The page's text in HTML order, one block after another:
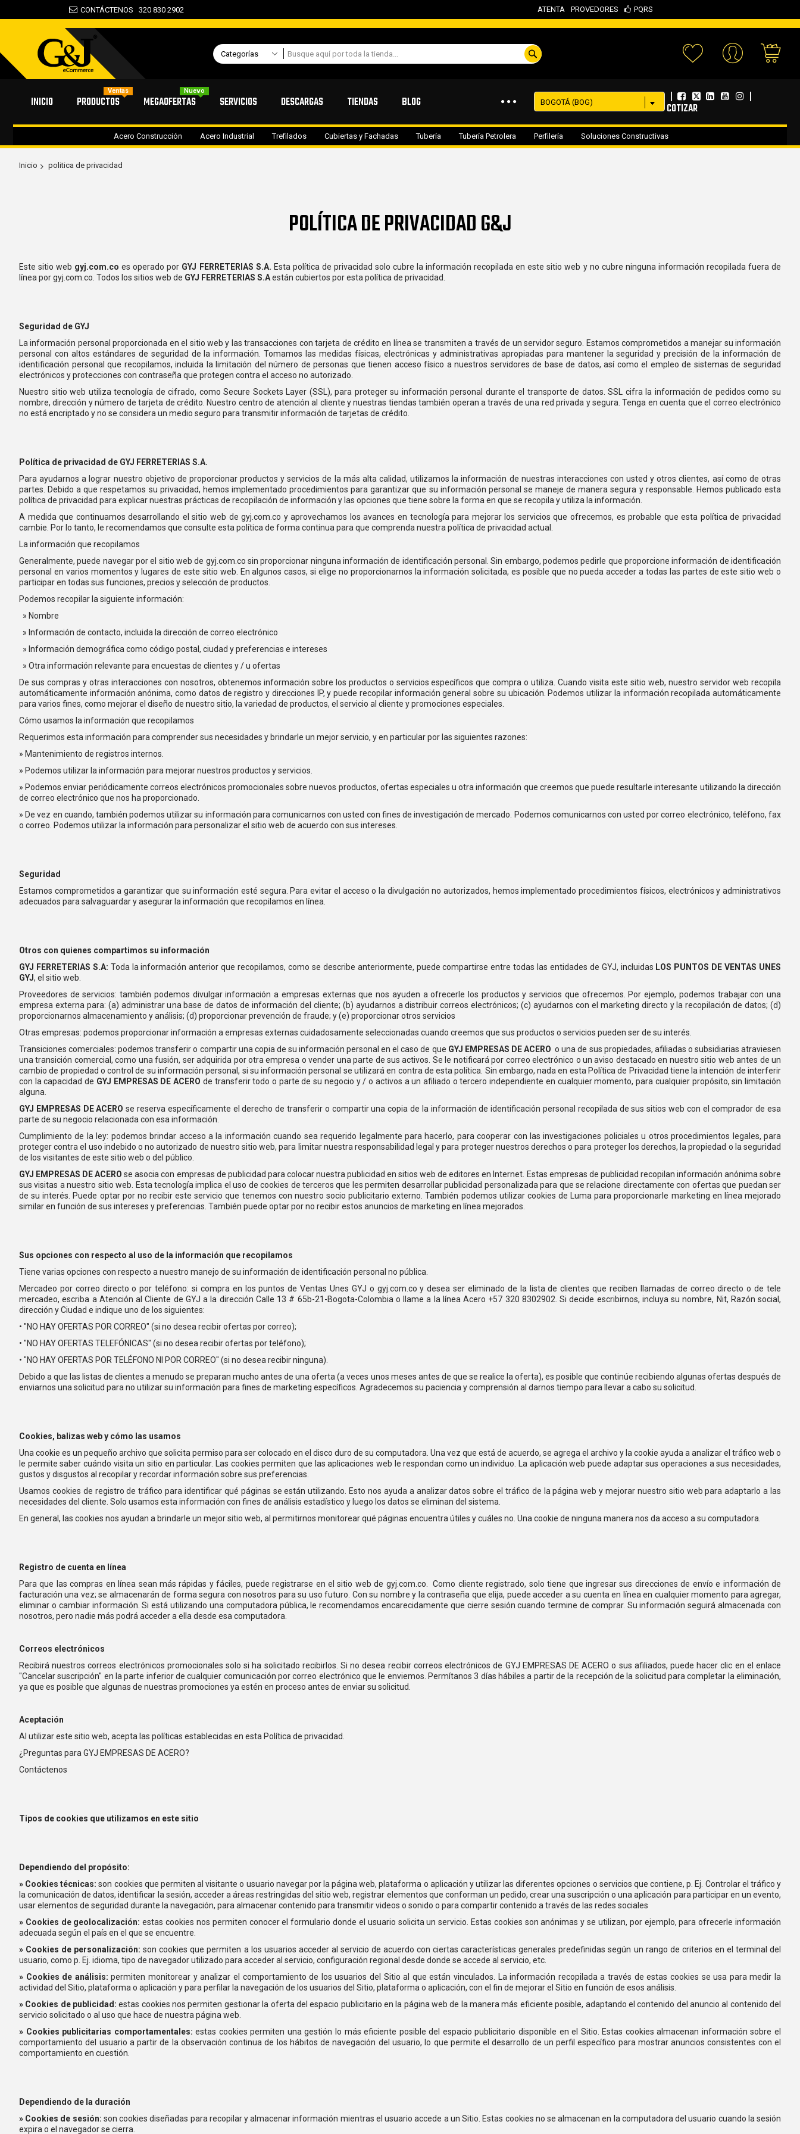
CONTÁCTENOS 320 830 2902 ATENTA PROVEDORES PQRS
Categorías
Your
INICIO PRODUCTOS
Ventas
MEGAOFERTAS
Nuevo
SERVICIOS DESCARGAS TIENDAS BLOG | |
COTIZAR
Acero Construcción Acero Industrial Trefilados Cubiertas y Fachadas Tubería Tubería Petrolera Perfilería Soluciones Constructivas
Inicio politica de privacidad
POLÍTICA DE PRIVACIDAD G&J
Este sitio web gyj.com.co es operado por GYJ FERRETERIAS S.A. Esta política de privacidad solo cubre la información recopilada en este sitio web y no cubre ninguna información recopilada fuera de
línea por gyj.com.co. Todos los sitios web de GYJ FERRETERIAS S.Aestán cubiertos por esta política de privacidad.
Seguridad de GYJ
La información personal proporcionada en el sitio web y las transacciones con tarjeta de crédito en línea se transmiten a través de un servidor seguro. Estamos comprometidos a manejar su información
personal con altos estándares de seguridad de la información. Tomamos las medidas físicas, electrónicas y administrativas apropiadas para mantener la seguridad y precisión de la información de
identificación personal que recopilamos, incluida la limitación del número de personas que tienen acceso físico a nuestros servidores de base de datos, así como el empleo de sistemas de seguridad
electrónicos y protecciones con contraseña que protegen contra el acceso no autorizado.
Nuestro sitio web utiliza tecnología de cifrado, como Secure Sockets Layer (SSL), para proteger su información personal durante el transporte de datos. SSL cifra la información de pedidos como su
nombre, dirección y número de tarjeta de crédito. Nuestro centro de atención al cliente y nuestras tiendas también operan a través de una red privada y segura. Tenga en cuenta que el correo electrónico
no está encriptado y no se considera un medio seguro para transmitir información de tarjetas de crédito.
Política de privacidad de GYJ FERRETERIAS S.A.
Para ayudarnos a lograr nuestro objetivo de proporcionar productos y servicios de la más alta calidad, utilizamos la información de nuestras interacciones con usted y otros clientes, así como de otras
partes. Debido a que respetamos su privacidad, hemos implementado procedimientos para garantizar que su información personal se maneje de manera segura y responsable. Hemos publicado esta
política de privacidad para explicar nuestras prácticas de recopilación de información y las opciones que tiene sobre la forma en que se recopila y utiliza la información.
A medida que continuamos desarrollando el sitio web de gyj.com.co y aprovechamos los avances en tecnología para mejorar los servicios que ofrecemos, es probable que esta política de privacidad
cambie. Por lo tanto, le recomendamos que consulte esta política de forma continua para que comprenda nuestra política de privacidad actual.
La información que recopilamos
Generalmente, puede navegar por el sitio web de gyj.com.co sin proporcionar ninguna información de identificación personal. Sin embargo, podemos pedirle que proporcione información de identificación
personal en varios momentos y lugares de este sitio web. En algunos casos, si elige no proporcionarnos la información solicitada, es posible que no pueda acceder a todas las partes de este sitio web o
participar en todas sus funciones, precios y selección de productos.
Podemos recopilar la siguiente información:
» Nombre
» Información de contacto, incluida la dirección de correo electrónico
» Información demográfica como código postal, ciudad y preferencias e intereses
» Otra información relevante para encuestas de clientes y / u ofertas
De sus compras y otras interacciones con nosotros, obtenemos información sobre los productos o servicios específicos que compra o utiliza. Cuando visita este sitio web, nuestro servidor web recopila
automáticamente información anónima, como datos de registro y direcciones IP, y puede recopilar información general sobre su ubicación. Podemos utilizar la información recopilada automáticamente
para varios fines, como mejorar el diseño de nuestro sitio, la variedad de productos, el servicio al cliente y promociones especiales.
Cómo usamos la información que recopilamos
Requerimos esta información para comprender sus necesidades y brindarle un mejor servicio, y en particular por las siguientes razones:
» Mantenimiento de registros internos.
» Podemos utilizar la información para mejorar nuestros productos y servicios.
» Podemos enviar periódicamente correos electrónicos promocionales sobre nuevos productos, ofertas especiales u otra información que creemos que puede resultarle interesante utilizando la dirección
de correo electrónico que nos ha proporcionado.
» De vez en cuando, también podemos utilizar su información para comunicarnos con usted con fines de investigación de mercado. Podemos comunicarnos con usted por correo electrónico, teléfono, fax
o correo. Podemos utilizar la información para personalizar el sitio web de acuerdo con sus intereses.
Seguridad
Estamos comprometidos a garantizar que su información esté segura. Para evitar el acceso o la divulgación no autorizados, hemos implementado procedimientos físicos, electrónicos y administrativos
adecuados para salvaguardar y asegurar la información que recopilamos en línea.
Otros con quienes compartimos su información
GYJ FERRETERIAS S.A: Toda la información anterior que recopilamos, como se describe anteriormente, puede compartirse entre todas las entidades de GYJ, incluidas LOS PUNTOS DE VENTAS UNES
GYJ, el sitio web.
Proveedores de servicios: también podemos divulgar información a empresas externas que nos ayuden a ofrecerle los productos y servicios que ofrecemos. Por ejemplo, podemos trabajar con una
empresa externa para: (a) administrar una base de datos de información del cliente; (b) ayudarnos a distribuir correos electrónicos; (c) ayudarnos con el marketing directo y la recopilación de datos; (d)
proporcionarnos almacenamiento y análisis; (d) proporcionar prevención de fraude; y (e) proporcionar otros servicios
Otras empresas: podemos proporcionar información a empresas externas cuidadosamente seleccionadas cuando creemos que sus productos o servicios pueden ser de su interés.
Transiciones comerciales: podemos transferir o compartir una copia de su información personal en el caso de que GYJ EMPRESAS DE ACERO o una de sus propiedades, afiliadas o subsidiarias atraviesen
una transición comercial, como una fusión, ser adquirida por otra empresa o vender una parte de sus activos. Se le notificará por correo electrónico o un aviso destacado en nuestro sitio web antes de un
cambio de propiedad o control de su información personal, si su información personal se utilizará en contra de esta política. Sin embargo, nada en esta Política de Privacidad tiene la intención de interferir
con la capacidad de GYJ EMPRESAS DE ACERO de transferir todo o parte de su negocio y / o activos a un afiliado o tercero independiente en cualquier momento, para cualquier propósito, sin limitación
alguna.
GYJ EMPRESAS DE ACERO se reserva específicamente el derecho de transferir o compartir una copia de la información de identificación personal recopilada de sus sitios web con el comprador de esa
parte de su negocio relacionada con esa información.
Cumplimiento de la ley: podemos brindar acceso a la información cuando sea requerido legalmente para hacerlo, para cooperar con las investigaciones policiales u otros procedimientos legales, para
proteger contra el uso indebido o no autorizado de nuestro sitio web, para limitar nuestra responsabilidad legal y para proteger nuestros derechos o para proteger los derechos, la propiedad o la seguridad
de los visitantes de este sitio web o del público.
GYJ EMPRESAS DE ACERO se asocia con empresas de publicidad para colocar nuestra publicidad en sitios web de editores en Internet. Estas empresas de publicidad recopilan información anónima sobre
sus visitas a nuestro sitio web. Esta tecnología implica el uso de cookies de terceros que les permiten desarrollar publicidad personalizada para que se relacione directamente con ofertas que puedan ser
de su interés. Puede optar por no recibir este servicio que tenemos con nuestro socio publicitario externo. También podemos utilizar cookies de Luma para proporcionarle marketing en línea mejorado
similar en función de sus intereses y preferencias. También puede optar por no recibir estos anuncios de marketing en línea mejorados.
Sus opciones con respecto al uso de la información que recopilamos
Tiene varias opciones con respecto a nuestro manejo de su información de identificación personal no pública.
Mercadeo por correo directo o por teléfono: si compra en los puntos de Ventas Unes GYJ o gyj.com.co y desea ser eliminado de la lista de clientes que reciben llamadas de correo directo o de tele
mercadeo, escriba a Atención al Cliente de GYJ a la dirección Calle 13 # 65b-21-Bogota-Colombia o llame a la línea Acero +57 320 8302902. Si decide escribirnos, incluya su nombre, Nit, Razón social,
dirección y Ciudad e indique uno de los siguientes:
• "NO HAY OFERTAS POR CORREO" (si no desea recibir ofertas por correo);
• "NO HAY OFERTAS TELEFÓNICAS" (si no desea recibir ofertas por teléfono);
• "NO HAY OFERTAS POR TELÉFONO NI POR CORREO" (si no desea recibir ninguna).
Debido a que las listas de clientes a menudo se preparan mucho antes de una oferta (a veces unos meses antes de que se realice la oferta), es posible que continúe recibiendo algunas ofertas después de
enviarnos una solicitud para no utilizar su información para fines de marketing específicos. Agradecemos su paciencia y comprensión al darnos tiempo para llevar a cabo su solicitud.
Cookies, balizas web y cómo las usamos
Una cookie es un pequeño archivo que solicita permiso para ser colocado en el disco duro de su computadora. Una vez que está de acuerdo, se agrega el archivo y la cookie ayuda a analizar el tráfico web o
le permite saber cuándo visita un sitio en particular. Las cookies permiten que las aplicaciones web le respondan como un individuo. La aplicación web puede adaptar sus operaciones a sus necesidades,
gustos y disgustos al recopilar y recordar información sobre sus preferencias.
Usamos cookies de registro de tráfico para identificar qué páginas se están utilizando. Esto nos ayuda a analizar datos sobre el tráfico de la página web y mejorar nuestro sitio web para adaptarlo a las
necesidades del cliente. Solo usamos esta información con fines de análisis estadístico y luego los datos se eliminan del sistema.
En general, las cookies nos ayudan a brindarle un mejor sitio web, al permitirnos monitorear qué páginas encuentra útiles y cuáles no. Una cookie de ninguna manera nos da acceso a su computadora.
Registro de cuenta en línea
Para que las compras en línea sean más rápidas y fáciles, puede registrarse en el sitio web de gyj.com.co. Como cliente registrado, solo tiene que ingresar sus direcciones de envío e información de
facturación una vez; se almacenarán de forma segura con nosotros para su uso futuro. Con su nombre y la contraseña que elija, puede acceder a su cuenta en línea en cualquier momento para agregar,
eliminar o cambiar información. Si está utilizando una computadora pública, le recomendamos encarecidamente que cierre sesión cuando termine de comprar. Su información seguirá almacenada con
nosotros, pero nadie más podrá acceder a ella desde esa computadora.
Correos electrónicos
Recibirá nuestros correos electrónicos promocionales solo si ha solicitado recibirlos. Si no desea recibir correos electrónicos de GYJ EMPRESAS DE ACERO o sus afiliados, puede hacer clic en el enlace
"Cancelar suscripción" en la parte inferior de cualquier comunicación por correo electrónico que le enviemos. Permítanos 3 días hábiles a partir de la recepción de la solicitud para completar la eliminación,
ya que es posible que algunas de nuestras promociones ya estén en proceso antes de enviar su solicitud.
Aceptación
Al utilizar este sitio web, acepta las políticas establecidas en esta Política de privacidad.
¿Preguntas para GYJ EMPRESAS DE ACERO?
Contáctenos
Tipos de cookies que utilizamos en este sitio
Dependiendo del propósito:
» Cookies técnicas: son cookies que permiten al visitante o usuario navegar por la página web, plataforma o aplicación y utilizar las diferentes opciones o servicios que contiene, p. Ej. Controlar el tráfico y
la comunicación de datos, identificar la sesión, acceder a áreas restringidas del sitio web, registrar elementos que conforman un pedido, crear una suscripción o una aplicación para participar en un evento,
usar elementos de seguridad durante la navegación, para almacenar contenido para transmitir videos o sonido o para compartir contenido a través de las redes sociales
» Cookies de geolocalización: estas cookies nos permiten conocer el formulario donde el usuario solicita un servicio. Estas cookies son anónimas y se utilizan, por ejemplo, para ofrecerle información
adecuada según el país en el que se encuentre.
» Cookies de personalización: son cookies que permiten a los usuarios acceder al servicio de acuerdo con ciertas características generales predefinidas según un rango de criterios en el terminal del
usuario, como p. Ej. idioma, tipo de navegador utilizado para acceder al servicio, configuración regional desde donde se accede al servicio, etc.
» Cookies de análisis: permiten monitorear y analizar el comportamiento de los usuarios del Sitio al que están vinculados. La información recopilada a través de estas cookies se usa para medir la
actividad del Sitio, plataforma o aplicación y para perfilar la navegación de los usuarios del Sitio, plataforma o aplicación, con el fin de mejorar el Sitio en función de esos análisis.
» Cookies de publicidad: estas cookies nos permiten gestionar la oferta del espacio publicitario en la página web de la manera más eficiente posible, adaptando el contenido del anuncio al contenido del
servicio solicitado o al uso que hace de nuestra página web.
» Cookies publicitarias comportamentales: estas cookies permiten una gestión lo más eficiente posible del espacio publicitario disponible en el Sitio. Estas cookies almacenan información sobre el
comportamiento del usuario a partir de la observación continua de los hábitos de navegación del usuario, lo que permite el desarrollo de un perfil específico para mostrar anuncios consistentes con el
comportamiento en cuestión.
Dependiendo de la duración
» Cookies de sesión: son cookies diseñadas para recopilar y almacenar información mientras el usuario accede a un Sitio. Estas cookies no se almacenan en la computadora del usuario cuando la sesión
expira o el navegador se cierra.